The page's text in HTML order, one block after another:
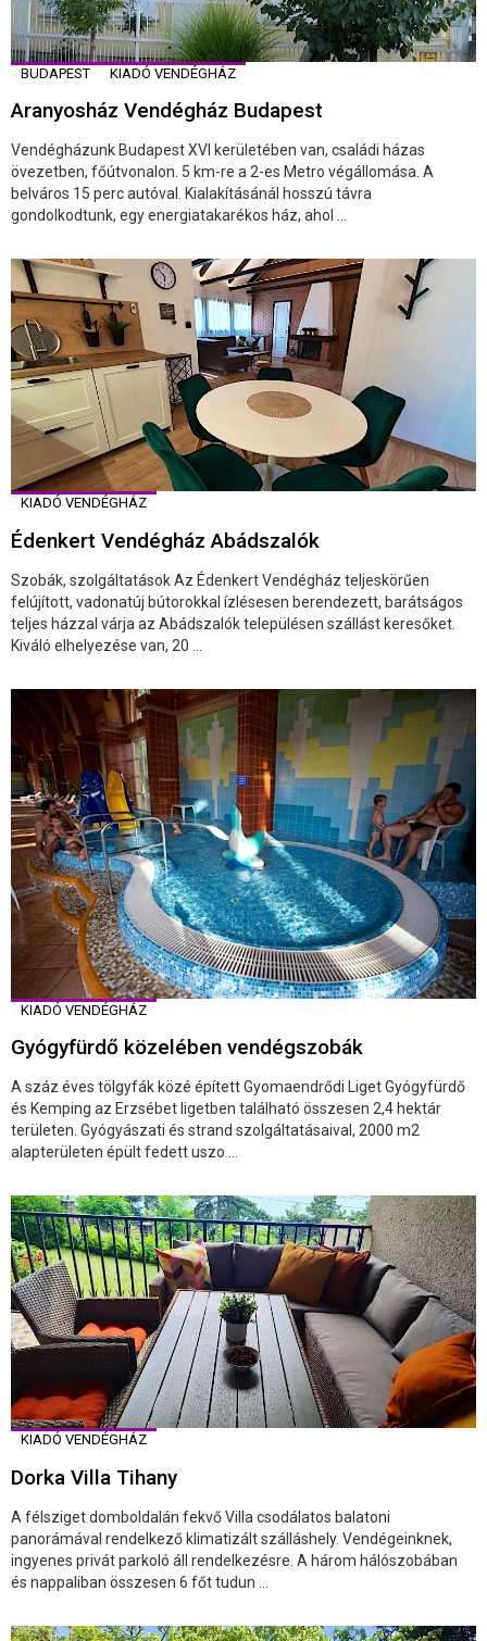
BUDAPEST KIADÓ VENDÉGHÁZ
Aranyosház Vendégház Budapest
Vendégházunk Budapest XVI kerületében van, családi házas
övezetben, főútvonalon. 5 km-re a 2-es Metro végállomása. A
belváros 15 perc autóval. Kialakításánál hosszú távra
gondolkodtunk, egy energiatakarékos ház, ahol ...
KIADÓ VENDÉGHÁZ
Édenkert Vendégház Abádszalók
Szobák, szolgáltatások Az Édenkert Vendégház teljeskörűen
felújított, vadonatúj bútorokkal ízlésesen berendezett, barátságos
teljes házzal várja az Abádszalók településen szállást keresőket.
Kiváló elhelyezése van, 20 ...
KIADÓ VENDÉGHÁZ
Gyógyfürdő közelében vendégszobák
A száz éves tölgyfák közé épített Gyomaendrődi Liget Gyógyfürdő
és Kemping az Erzsébet ligetben található összesen 2,4 hektár
területen. Gyógyászati és strand szolgáltatásaival, 2000 m2
alapterületen épült fedett uszo ...
KIADÓ VENDÉGHÁZ
Dorka Villa Tihany
A félsziget domboldalán fekvő Villa csodálatos balatoni
panorámával rendelkező klimatizált szálláshely. Vendégeinknek,
ingyenes privát parkoló áll rendelkezésre. A három hálószobában
és nappaliban összesen 6 főt tudun ...